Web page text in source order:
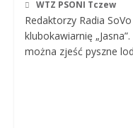
WTZ PSONI Tczew
Redaktorzy Radia
klubokawiarnię
można zjeść pyszne